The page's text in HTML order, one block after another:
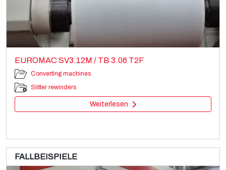
EUROMAC SV3.12M / TB 3.06 T2F
Converting machines
Slitter rewinders
Weiterlesen
FALLBEISPIELE